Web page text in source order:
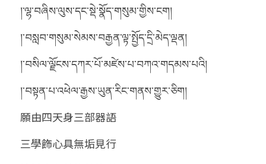
།་ལྷ་བཞིས་ལུས་དང་སྡེ་སྣོད་གསུམ་གྱིས་ངག།
།་བསླབ་གསུམ་སེམས་བརྒྱན་ལྟ་སྤྱོད་དྲི་མེད་ལྡན།
།་བསིལ་ལྗོངས་དཀར་པོ་མཛེས་པ་བཀའ་གདམས་པའི།
།་བསྟན་པ་འཕེལ་རྒྱས་ཡུན་རིང་གནས་གྱུར་ཅིག།
願由四天身三部器語
三學飾心具無垢見行